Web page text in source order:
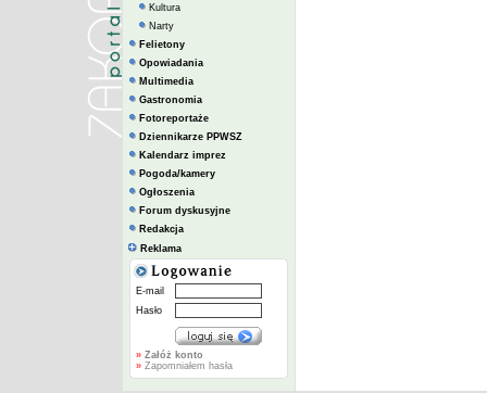
Kultura
Narty
Felietony
Opowiadania
Multimedia
Gastronomia
Fotoreportaże
Dziennikarze PPWSZ
Kalendarz imprez
Pogoda/kamery
Ogłoszenia
Forum dyskusyjne
Redakcja
Reklama
E-mail
Hasło
» Załóż konto
» Zapomniałem hasła